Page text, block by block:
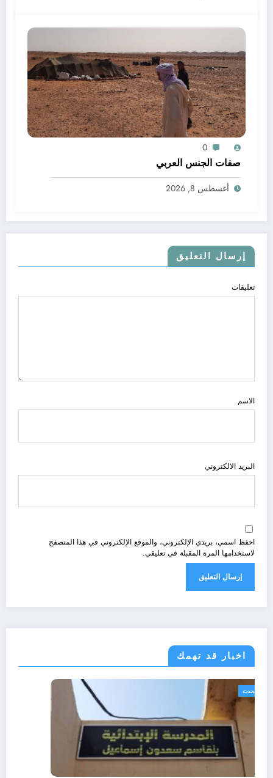
0
صفات الجنس العربي
أغسطس 8, 2026
إرسال التعليق
تعليقات
الاسم
البريد الالكتروني
احفظ اسمي، بريدي الإلكتروني، والموقع الإلكتروني في هذا المتصفح
لاستخدامها المرة المقبلة في تعليقي.
اخبار قد تهمك
الجزائر الحدث